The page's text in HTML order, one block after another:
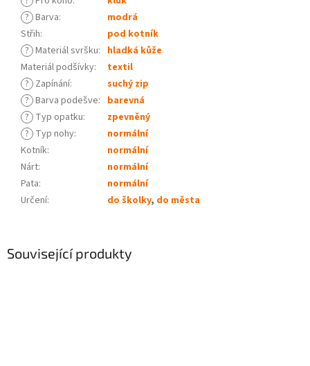
Související produkty
? Barva:
modrá
Střih:
pod kotník
? Materiál svršku: hladká kůže
Materiál podšívky:
textil
? Zapínání:
suchý zip
? Barva podešve: barevná
? Typ opatku:
zpevněný
? Typ nohy:
normální
Kotník:
normální
Nárt:
normální
Pata:
normální
Určení: do školky, do města